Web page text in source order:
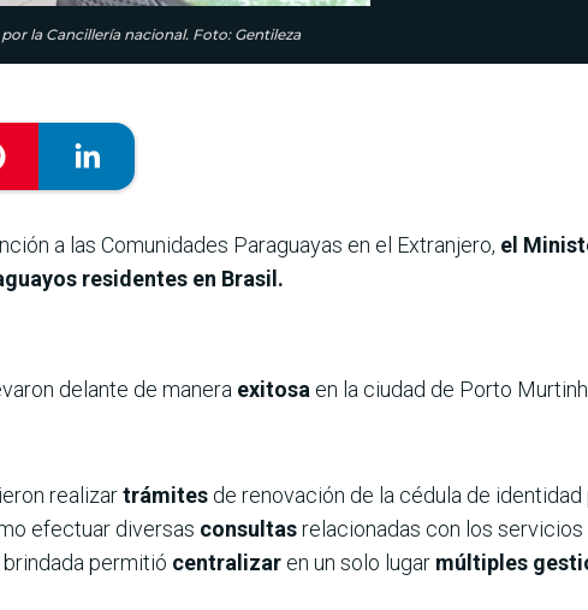
la Cancillería nacional. Foto: Gentileza
a las Comunidades Paraguayas en el Extranjero, el
residentes en Brasil.
delante de manera exitosa en la ciudad de Porto
realizartrámites de renovación de la cédula de
efectuar diversas consultasrelacionadas con los servicios
permitió centralizar en un solo lugar múltiples